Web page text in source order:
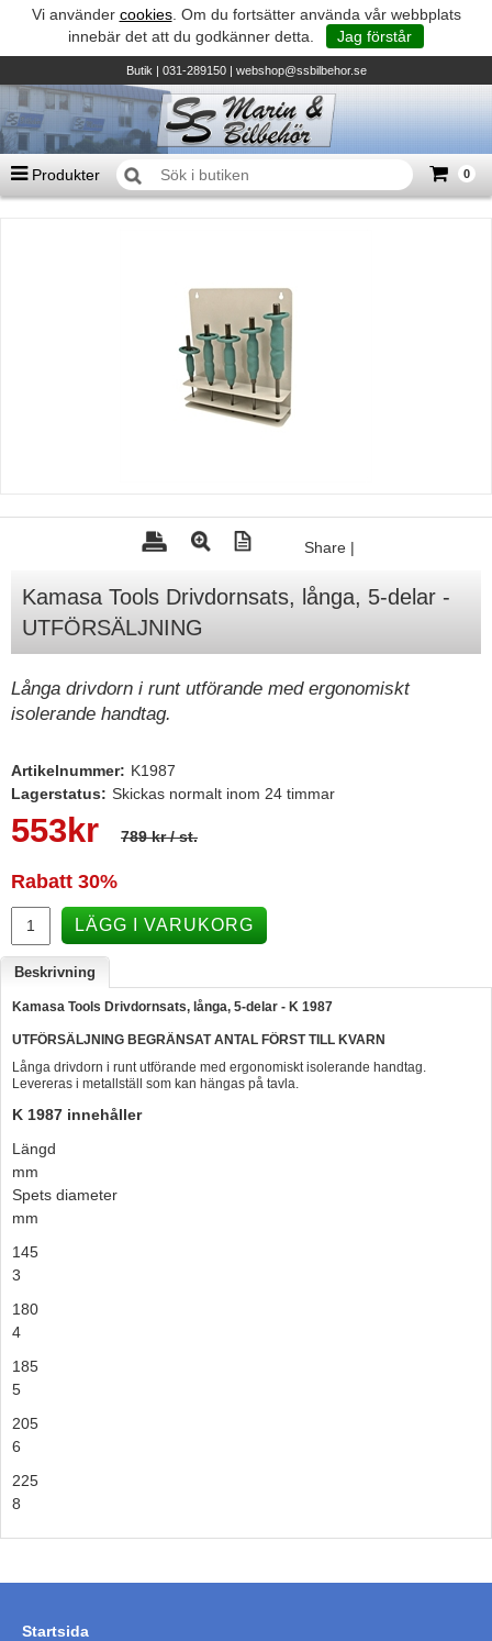
Vi använder cookies. Om du fortsätter använda vår webbplats
innebär det att du godkänner detta.
Jag förstår
Butik| 031-289150 | webshop@ssbilbehor.se
Produkter 0
TILL KASSAN
TK Trailer
Volvo Penta Servicedelar
Yanmar Servicedelar
Yamaha Servicedelar
Garmin
Lowrance
B&G
Båttillbehör
Hummertina
Varta - Batterier
Victron - Batteriladdare
CTEK - Batteriladdare
Webasto - Dieselvärmare
Kamasa Tools - Verktyg
Thule - Takboxar
Thule - Lasthållare
Begagnade Motorer & Båtar
Share |
Kamasa Tools Drivdornsats, långa, 5-delar -
UTFÖRSÄLJNING
Långa drivdorn i runt utförande med ergonomiskt
isolerande handtag.
Artikelnummer: K1987
Lagerstatus: Skickas normalt inom 24 timmar
553 kr 789 kr/ st.
Rabatt 30%
LÄGG I VARUKORG
Beskrivning
Kamasa Tools Drivdornsats, långa, 5-delar - K 1987
UTFÖRSÄLJNING BEGRÄNSAT ANTAL FÖRST TILL KVARN
Långa drivdorn i runt utförande med ergonomiskt isolerande handtag.
Levereras i metallställ som kan hängas på tavla.
K 1987 innehåller
Längd
mm
Spets diameter
mm
145
3
180
4
185
5
205
6
225
8
Startsida